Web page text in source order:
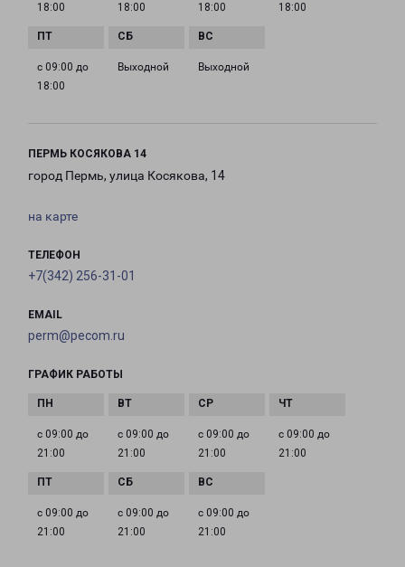
18:00
18:00
18:00
18:00
с 09:00 до
18:00
Выходной Выходной
ПЕРМЬ КОСЯКОВА 14
город Пермь, улица Косякова, 14
на карте
ТЕЛЕФОН
+7(342) 256-31-01
EMAIL
perm@pecom.ru
ГРАФИК РАБОТЫ
с 09:00 до
21:00
с 09:00 до
21:00
с 09:00 до
21:00
с 09:00 до
21:00
с 09:00 до
21:00
с 09:00 до
21:00
с 09:00 до
21:00